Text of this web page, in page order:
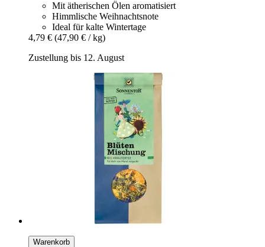
Mit ätherischen Ölen aromatisiert
Himmlische Weihnachtsnote
Ideal für kalte Wintertage
4,79 € (47,90 € / kg)
Zustellung bis 12. August
Warenkorb